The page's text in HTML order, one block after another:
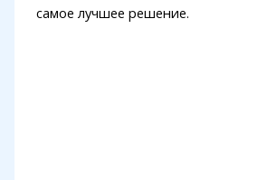
самое лучшее решение.